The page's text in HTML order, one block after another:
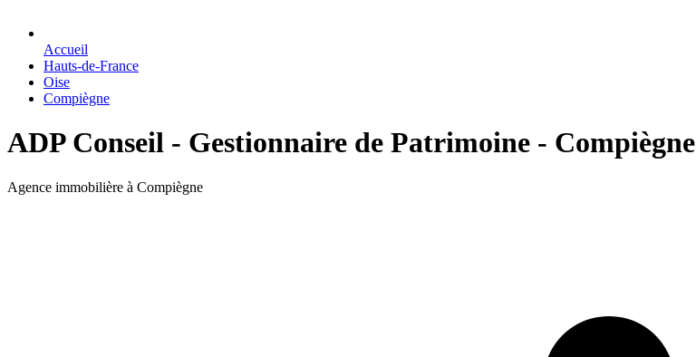
Accueil
Hauts-de-France
Oise
Compiègne
ADP Conseil - Gestionnaire de Patrimoine - Compiègne
Agence immobilière à Compiègne